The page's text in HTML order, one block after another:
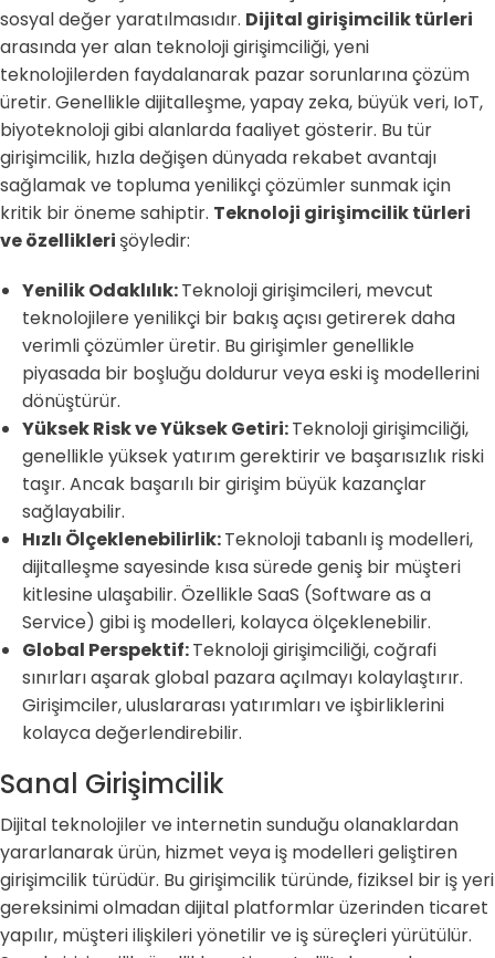
sosyal değer yaratılmasıdır. Dijital girişimcilik türleri
arasında yer alan teknoloji girişimciliği, yeni
teknolojilerden faydalanarak pazar sorunlarına çözüm
üretir. Genellikle dijitalleşme, yapay zeka, büyük veri, IoT,
biyoteknoloji gibi alanlarda faaliyet gösterir. Bu tür
girişimcilik, hızla değişen dünyada rekabet avantajı
sağlamak ve topluma yenilikçi çözümler sunmak için
kritik bir öneme sahiptir. Teknoloji girişimcilik türleri
ve özellikleri şöyledir:
Yenilik Odaklılık:Teknoloji girişimcileri, mevcut
teknolojilere yenilikçi bir bakış açısı getirerek daha
verimli çözümler üretir. Bu girişimler genellikle
piyasada bir boşluğu doldurur veya eski iş modellerini
dönüştürür.
Yüksek Risk ve Yüksek Getiri:Teknoloji girişimciliği,
genellikle yüksek yatırım gerektirir ve başarısızlık riski
taşır. Ancak başarılı bir girişim büyük kazançlar
sağlayabilir.
Hızlı Ölçeklenebilirlik:Teknoloji tabanlı iş modelleri,
dijitalleşme sayesinde kısa sürede geniş bir müşteri
kitlesine ulaşabilir. Özellikle SaaS (Software as a
Service) gibi iş modelleri, kolayca ölçeklenebilir.
Global Perspektif:Teknoloji girişimciliği, coğrafi
sınırları aşarak global pazara açılmayı kolaylaştırır.
Girişimciler, uluslararası yatırımları ve işbirliklerini
kolayca değerlendirebilir.
Sanal Girişimcilik
Dijital teknolojiler ve internetin sunduğu olanaklardan
yararlanarak ürün, hizmet veya iş modelleri geliştiren
girişimcilik türüdür. Bu girişimcilik türünde, fiziksel bir iş yeri
gereksinimi olmadan dijital platformlar üzerinden ticaret
yapılır, müşteri ilişkileri yönetilir ve iş süreçleri yürütülür.